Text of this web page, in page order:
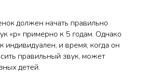
должен начать правильно
«р» примерно к 5 годам. Однако
и время, когда он
правильный звук, может
детей.